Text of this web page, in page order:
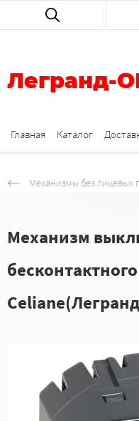
Легранд-
Главная Каталог
Механизмы без лицевых
Механизм